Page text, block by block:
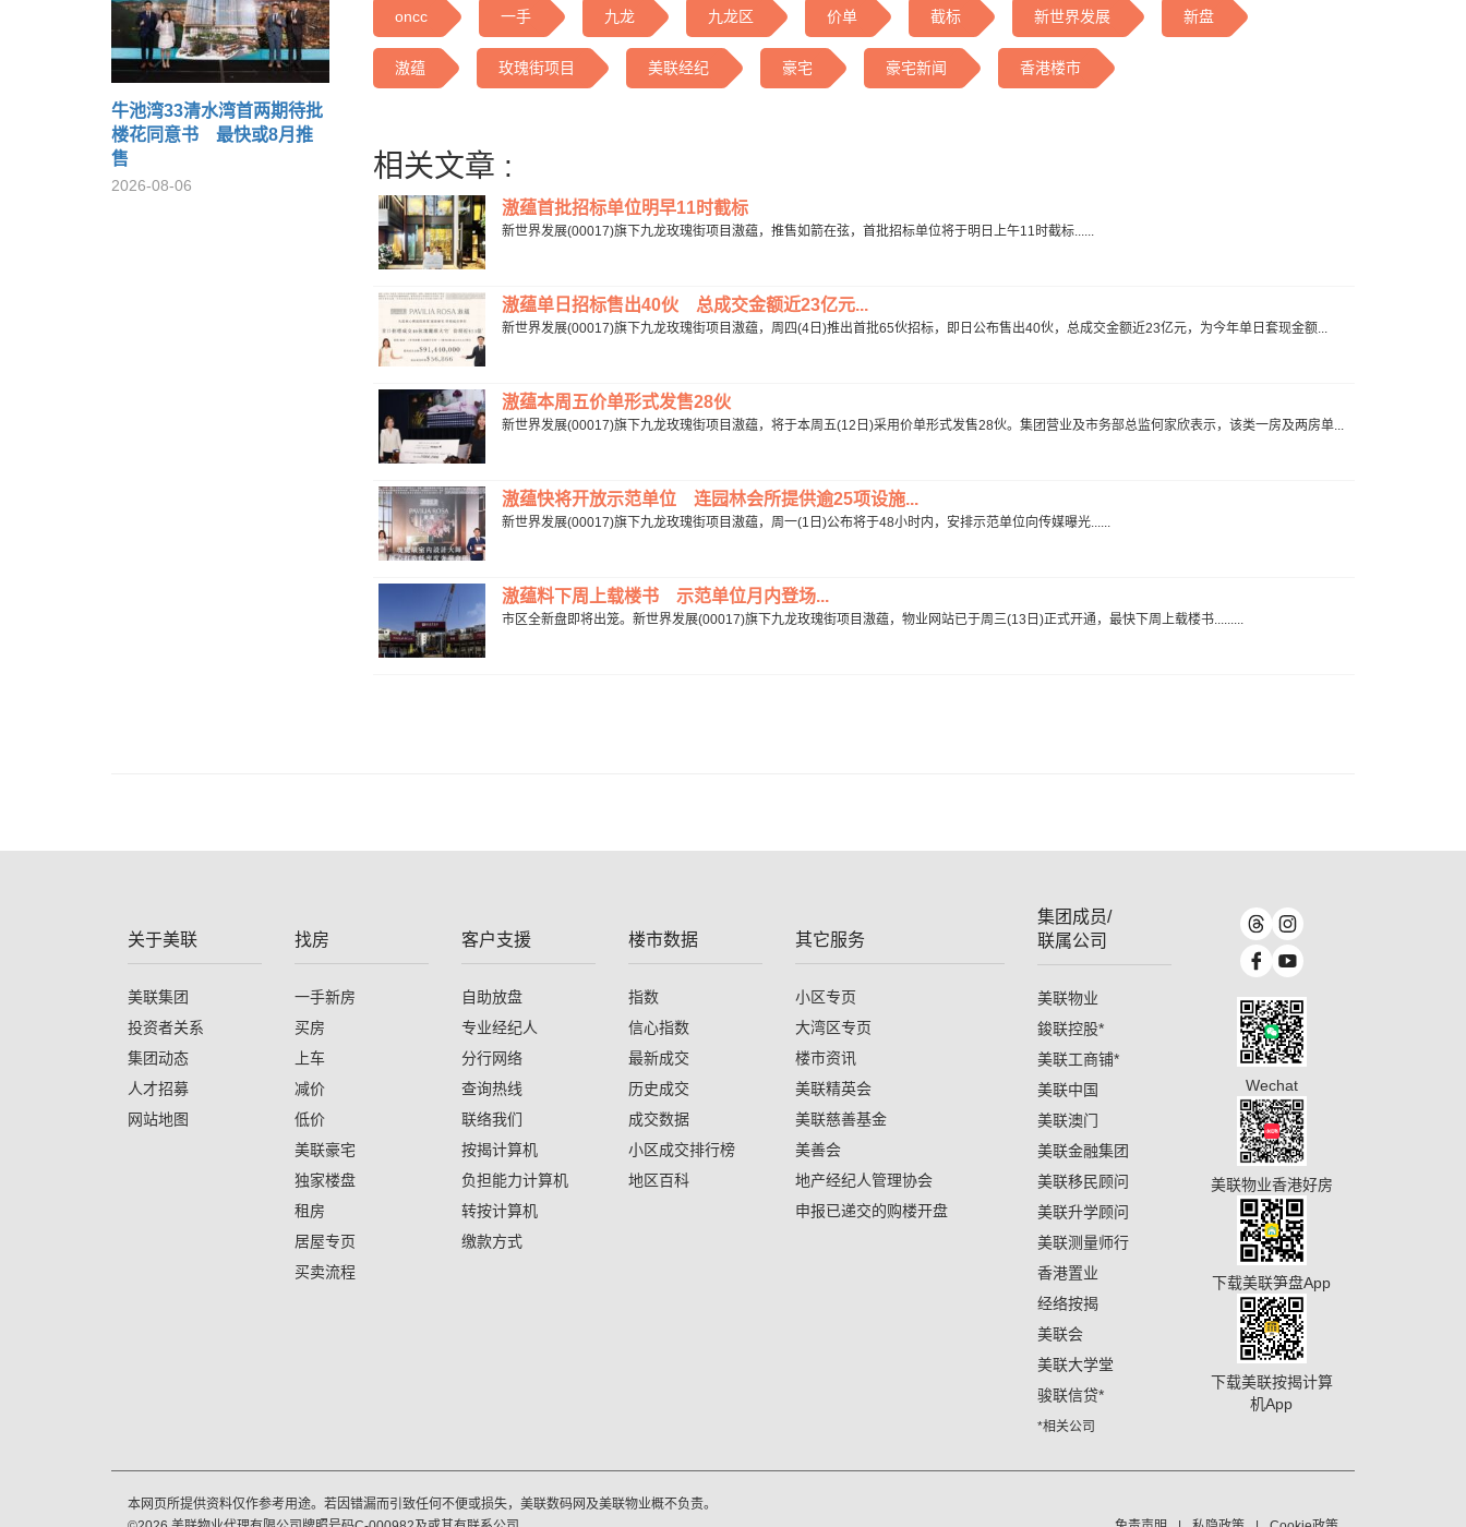
牛池湾33清水湾首两期待批
楼花同意书 最快或8月推
售
2026-08-06
oncc 一手 九龙 九龙区 价单 截标 新世界发展 新盘
滶蕴 玫瑰街项目 美联经纪 豪宅 豪宅新闻 香港楼市
相关文章 :
滶蕴首批招标单位明早11时截标
新世界发展(00017)旗下九龙玫瑰街项目滶蕴，推售如箭在弦，首批招标单位将于明日上午11时截标......
滶蕴单日招标售出40伙 总成交金额近23亿元...
新世界发展(00017)旗下九龙玫瑰街项目滶蕴，周四(4日)推出首批65伙招标，即日公布售出40伙，总成交金额近23亿元，为今年单日套现金额...
滶蕴本周五价单形式发售28伙
新世界发展(00017)旗下九龙玫瑰街项目滶蕴，将于本周五(12日)采用价单形式发售28伙。集团营业及市务部总监何家欣表示，该类一房及两房单...
滶蕴快将开放示范单位 连园林会所提供逾25项设施...
新世界发展(00017)旗下九龙玫瑰街项目滶蕴，周一(1日)公布将于48小时内，安排示范单位向传媒曝光......
滶蕴料下周上载楼书 示范单位月内登场...
市区全新盘即将出笼。新世界发展(00017)旗下九龙玫瑰街项目滶蕴，物业网站已于周三(13日)正式开通，最快下周上载楼书.........
关于美联
美联集团
投资者关系
集团动态
人才招募
网站地图
找房
一手新房
买房
上车
减价
低价
美联豪宅
独家楼盘
租房
居屋专页
买卖流程
客户支援
自助放盘
专业经纪人
分行网络
查询热线
联络我们
按揭计算机
负担能力计算机
转按计算机
缴款方式
楼市数据
指数
信心指数
最新成交
历史成交
成交数据
小区成交排行榜
地区百科
其它服务
小区专页
大湾区专页
楼市资讯
美联精英会
美联慈善基金
美善会
地产经纪人管理协会
申报已递交的购楼开盘
集团成员/
联属公司
美联物业
鋑联控股*
美联工商铺*
美联中国
美联澳门
美联金融集团
美联移民顾问
美联升学顾问
美联测量师行
香港置业
经络按揭
美联会
美联大学堂
骏联信贷*
*相关公司
Wechat
美联物业香港好房
下载美联笋盘App
下载美联按揭计算
机App
本网页所提供资料仅作参考用途。若因错漏而引致任何不便或损失，美联数码网及美联物业概不负责。